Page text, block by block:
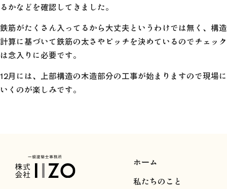
るかなどを確認してきました。
鉄筋がたくさん入ってるから大丈夫というわけでは無く、構造
計算に基づいて鉄筋の太さやピッチを決めているのでチェック
は念入りに必要です。
12月には、上部構造の木造部分の工事が始まりますので現場に
いくのが楽しみです。
ホーム
私たちのこと